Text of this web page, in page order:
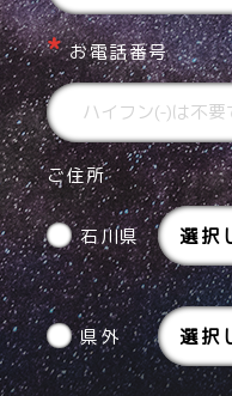
お電話番号
ご住所
石川県
県外